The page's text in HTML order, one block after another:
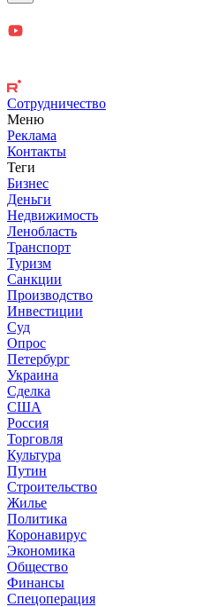
Сотрудничество
Меню
Реклама
Контакты
Теги
Бизнес
Деньги
Недвижимость
Ленобласть
Транспорт
Туризм
Санкции
Производство
Инвестиции
Суд
Опрос
Петербург
Украина
Сделка
США
Россия
Торговля
Культура
Путин
Строительство
Жилье
Политика
Коронавирус
Экономика
Общество
Финансы
Спецоперация